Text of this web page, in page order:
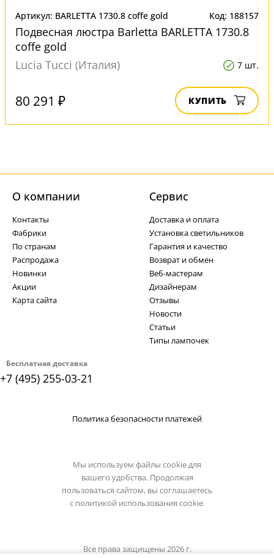
Артикул: BARLETTA 1730.8 coffe gold Код: 188157
Подвесная люстра Barletta BARLETTA 1730.8
coffe gold
Lucia Tucci (Италия)
7 шт.
80 291 ₽ КУПИТЬ
Бесплатная доставка
+7 (495) 255-03-21
О компании
Контакты
Фабрики
По странам
Распродажа
Новинки
Акции
Карта сайта
Cервис
Доставка и оплата
Установка светильников
Гарантия и качество
Возврат и обмен
Веб-мастерам
Дизайнерам
Отзывы
Новости
Статьи
Типы лампочек
Политика безопасности платежей
Мы используем файлы cookie для
вашего удобства. Продолжая
пользоваться сайтом, вы соглашаетесь
с политикой использования cookie.
Все права защищены 2026 г.